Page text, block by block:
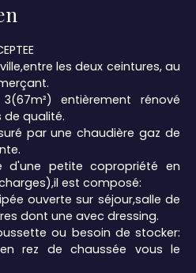
les deux ceintures, au
entièrement rénové
qualité.
par une chaudière gaz de
d'une petite copropriété en
est composé:
ouverte sur séjour,salle de
dont une avec dressing.
ou besoin de stocker:
rez de chaussée vous le